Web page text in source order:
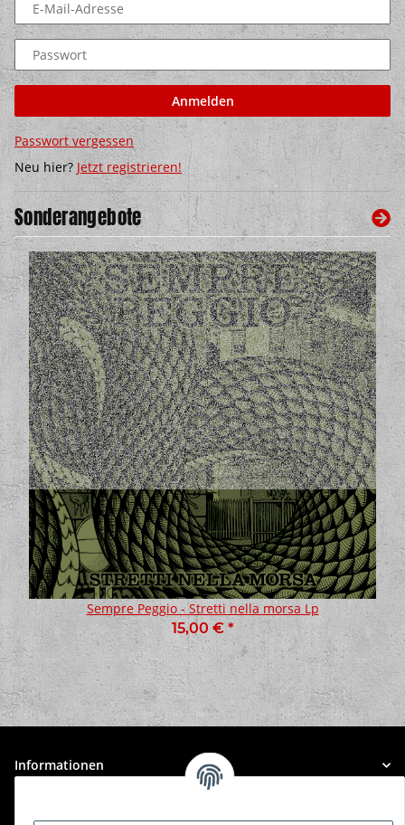
E-Mail-Adresse
Passwort
Anmelden
Passwort vergessen
Neu hier? Jetzt registrieren!
Sonderangebote
Sempre Peggio - Stretti nella morsa Lp
15,00 € *
Informationen